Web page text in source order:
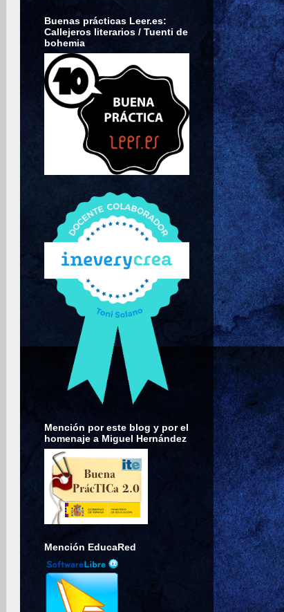
Buenas prácticas Leer.es:
Callejeros literarios / Tuenti de
bohemia
Mención por este blog y por el
homenaje a Miguel Hernández
Mención EducaRed